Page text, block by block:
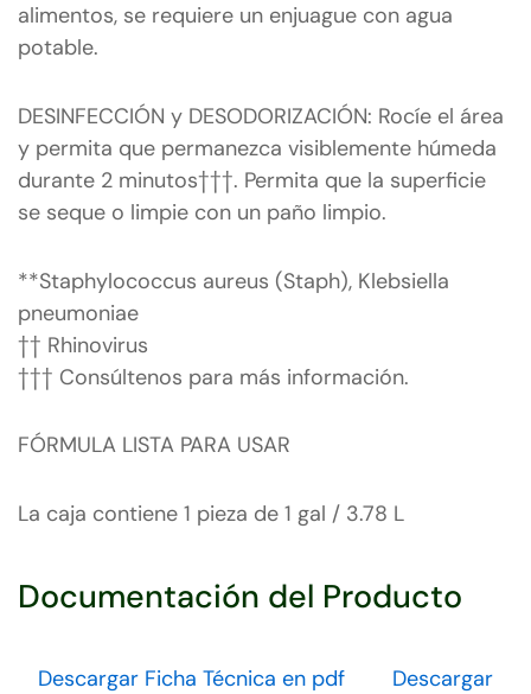
alimentos, se requiere un enjuague con agua
potable.
DESINFECCIÓN y DESODORIZACIÓN: Rocíe el área
y permita que permanezca visiblemente húmeda
durante 2 minutos†††. Permita que la superficie
se seque o limpie con un paño limpio.
**Staphylococcus aureus (Staph), Klebsiella
pneumoniae
†† Rhinovirus
††† Consúltenos para más información.
FÓRMULA LISTA PARA USAR
La caja contiene 1 pieza de 1 gal / 3.78 L
Documentación del Producto
Descargar Ficha Técnica en pdf
Descargar